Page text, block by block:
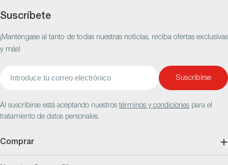
Suscríbete
¡Manténgase al tanto de todas nuestras noticias, reciba ofertas exclusivas
y más!
Suscribirse
Al suscribirse está aceptando nuestrostérminos y condiciones para el
tratamiento de datos personales.
Comprar